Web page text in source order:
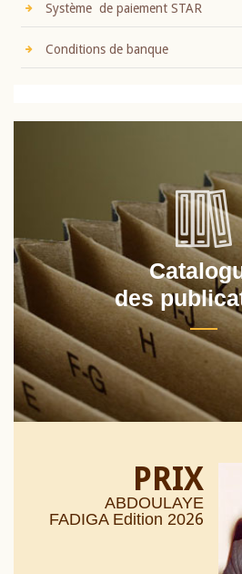
Système de paiement STAR
Conditions de banque
des
PRIX
ABDOULAYE
FADIGA Edition 2026